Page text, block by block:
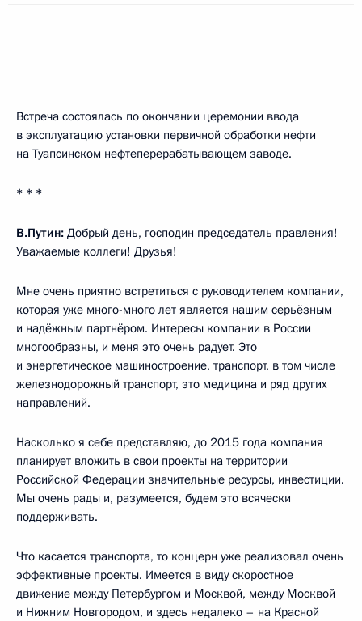
Встреча состоялась по окончании церемонии ввода
в эксплуатацию установки первичной обработки нефти
на Туапсинском нефтеперерабатывающем заводе.
* * *
В.Путин: Добрый день, господин председатель правления!
Уважаемые коллеги! Друзья!
Мне очень приятно встретиться с руководителем компании,
которая уже много-много лет является нашим серьёзным
и надёжным партнёром. Интересы компании в России
многообразны, и меня это очень радует. Это
и энергетическое машиностроение, транспорт, в том числе
железнодорожный транспорт, это медицина и ряд других
направлений.
Насколько я себе представляю, до 2015 года компания
планирует вложить в свои проекты на территории
Российской Федерации значительные ресурсы, инвестиции.
Мы очень рады и, разумеется, будем это всячески
поддерживать.
Что касается транспорта, то концерн уже реализовал очень
эффективные проекты. Имеется в виду скоростное
движение между Петербургом и Москвой, между Москвой
и Нижним Новгородом, и здесь недалеко – на Красной